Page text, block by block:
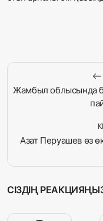
Жамбыл облысында
Азат Перуашев өз
СІЗДІҢ